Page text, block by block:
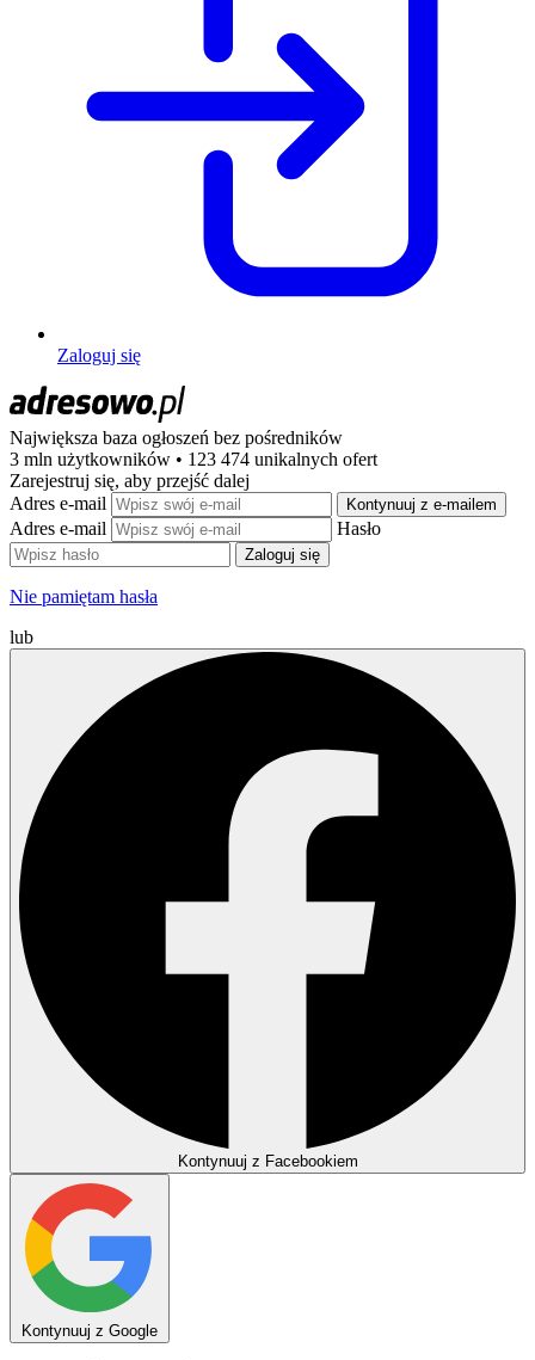
Zaloguj się
Największa baza ogłoszeń bez pośredników
3 mln użytkowników • 123 474 unikalnych ofert
Zarejestruj się, aby przejść dalej
Adres e-mail
Kontynuuj z e-mailem
Adres e-mail Hasło
Zaloguj się
Nie pamiętam hasła
lub
Kontynuuj z Facebookiem
Kontynuuj z Google